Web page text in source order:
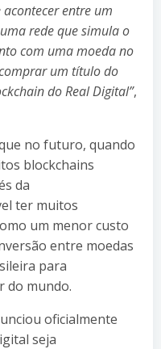
entre um
rede que simula o
com uma moeda no
um título do
do Real Digital”,
no futuro, quando
blockchains
da
ter muitos
um menor custo
entre moedas
para
do mundo.
oficialmente
seja